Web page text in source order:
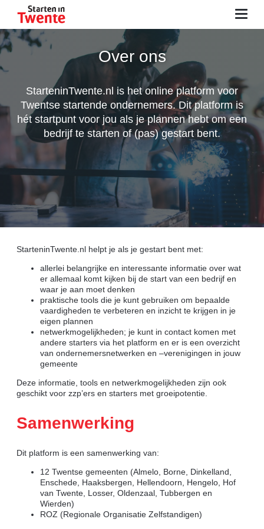
Advies & informatie
Zelf aan de slag
Netwerken
Tools
Agenda
Contact
Zoeken
Inloggen
Over ons
StarteninTwente.nl is het online platform voor
Twentse startende ondernemers. Dit platform is
hét startpunt voor jou als je plannen hebt om een
bedrijf te starten of (pas) gestart bent.
StarteninTwente.nl helpt je als je gestart bent met:
allerlei belangrijke en interessante informatie over wat
er allemaal komt kijken bij de start van een bedrijf en
waar je aan moet denken
praktische tools die je kunt gebruiken om bepaalde
vaardigheden te verbeteren en inzicht te krijgen in je
eigen plannen
netwerkmogelijkheden; je kunt in contact komen met
andere starters via het platform en er is een overzicht
van ondernemersnetwerken en –verenigingen in jouw
gemeente
Deze informatie, tools en netwerkmogelijkheden zijn ook
geschikt voor zzp’ers en starters met groeipotentie.
Samenwerking
Dit platform is een samenwerking van:
12 Twentse gemeenten (Almelo, Borne, Dinkelland,
Enschede, Haaksbergen, Hellendoorn, Hengelo, Hof
van Twente, Losser, Oldenzaal, Tubbergen en
Wierden)
ROZ (Regionale Organisatie Zelfstandigen)